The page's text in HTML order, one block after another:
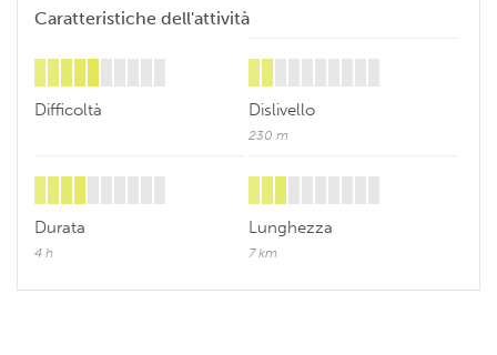
Caratteristiche dell'attività
Difficoltà Dislivello
230 m
Durata
4 h
Lunghezza
7 km